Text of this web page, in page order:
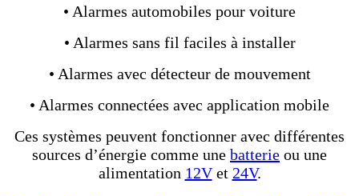
• Alarmes automobiles pour voiture
• Alarmes sans fil faciles à installer
• Alarmes avec détecteur de mouvement
• Alarmes connectées avec application mobile
Ces systèmes peuvent fonctionner avec différentes
sources d’énergie comme une batterie ou une
alimentation 12Vet 24V.